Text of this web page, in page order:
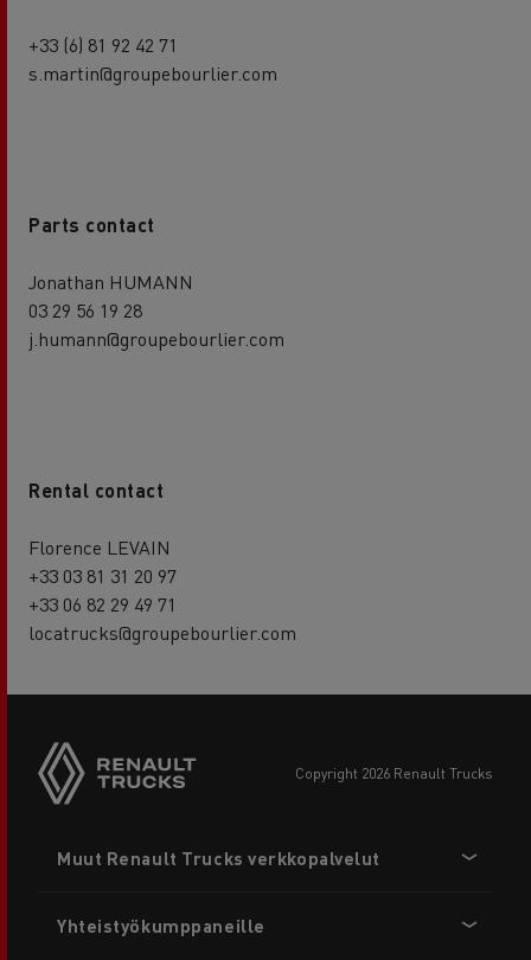
+33 (6) 81 92 42 71
s.martin@groupebourlier.com
Parts contact
Jonathan HUMANN
03 29 56 19 28
j.humann@groupebourlier.com
Rental contact
Florence LEVAIN
+33 03 81 31 20 97
+33 06 82 29 49 71
locatrucks@groupebourlier.com
copyright 2026 Renault Trucks
menu
Muut Renault Trucks verkkopalvelut
Yhteistyökumppaneille